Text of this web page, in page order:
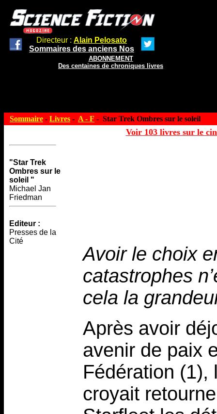
Directeur : Alain Pelosato
Sommaires des anciens Nos
ABONNEMENT
Des centaines de chroniques livres
Sommaire - Livres - A - F - Star Trek Ombres sur le soleil
Voir 103 livres sur le
"Star Trek
Ombres sur le
soleil "
Michael Jan
Friedman
Editeur :
Presses de la
Cité
Avoir le choix
catastrophes
cela la
Après avoir
avenir de paix
Fédération (1),
croyait